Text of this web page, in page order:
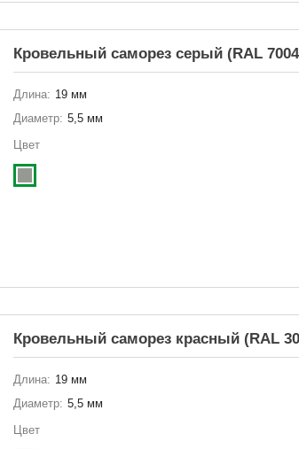
Кровельный саморез серый (RAL
Длина: 19 мм
Диаметр: 5,5 мм
Цвет
Кровельный саморез красный (RAL
Длина: 19 мм
Диаметр: 5,5 мм
Цвет